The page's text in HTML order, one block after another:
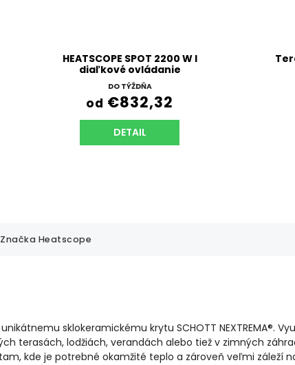
HEATSCOPE SPOT 2200 W l
diaľkové ovládanie
DO TÝŽDŇA
od €832,32
DETAIL
Značka Heatscope
sklokeramickému krytu SCHOTT NEXTREMA®.
terasách, lodžiách, verandách alebo tiež v zimných
kde je potrebné okamžité teplo a zároveň veľmi záleží